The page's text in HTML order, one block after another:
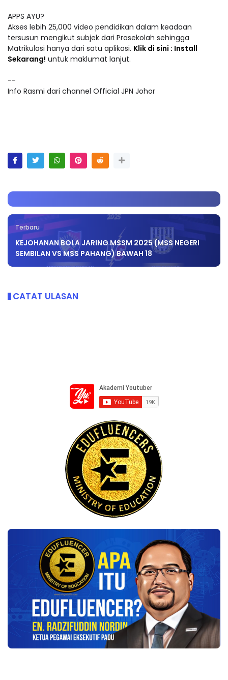
APPS AYU?
Akses lebih 25,000 video pendidikan dalam keadaan
tersusun mengikut subjek dari Prasekolah sehingga
Matrikulasi hanya dari satu aplikasi. Klik di sini : Install
Sekarang! untuk maklumat lanjut.
--
Info Rasmi dari channel Official JPN Johor
Terbaru
KEJOHANAN BOLA JARING MSSM 2025 (MSS NEGERI
SEMBILAN VS MSS PAHANG) BAWAH 18
CATAT ULASAN